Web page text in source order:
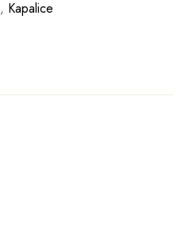
, Kapalice